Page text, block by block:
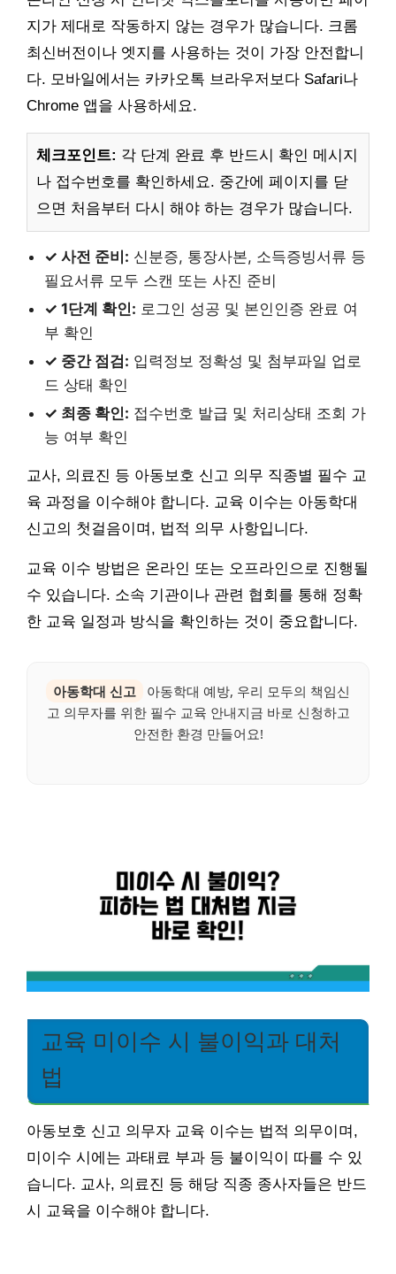
지가 제대로 작동하지 않는 경우가 많습니다. 크롬
최신버전이나 엣지를 사용하는 것이 가장 안전합니
다. 모바일에서는 카카오톡 브라우저보다 Safari나
Chrome 앱을 사용하세요.
체크포인트: 각 단계 완료 후 반드시 확인 메시지
나 접수번호를 확인하세요. 중간에 페이지를 닫
으면 처음부터 다시 해야 하는 경우가 많습니다.
✓ 사전 준비: 신분증, 통장사본, 소득증빙서류 등
필요서류 모두 스캔 또는 사진 준비
✓ 1단계 확인: 로그인 성공 및 본인인증 완료 여
부 확인
✓ 중간 점검: 입력정보 정확성 및 첨부파일 업로
드 상태 확인
✓ 최종 확인: 접수번호 발급 및 처리상태 조회 가
능 여부 확인
교사, 의료진 등 아동보호 신고 의무 직종별 필수 교
육 과정을 이수해야 합니다. 교육 이수는 아동학대
신고의 첫걸음이며, 법적 의무 사항입니다.
교육 이수 방법은 온라인 또는 오프라인으로 진행될
수 있습니다. 소속 기관이나 관련 협회를 통해 정확
한 교육 일정과 방식을 확인하는 것이 중요합니다.
아동학대 신고
아동학대 예방, 우리 모두의 책임신
고 의무자를 위한 필수 교육 안내지금 바로 신청하고
안전한 환경 만들어요!
교육 미이수 시 불이익과 대처
법
아동보호 신고 의무자 교육 이수는 법적 의무이며,
미이수 시에는 과태료 부과 등 불이익이 따를 수 있
습니다. 교사, 의료진 등 해당 직종 종사자들은 반드
시 교육을 이수해야 합니다.